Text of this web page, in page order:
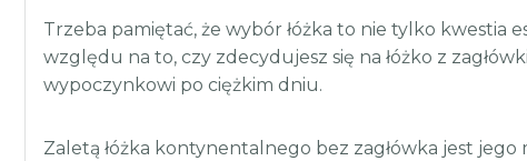
Trzeba pamiętać, że wybór łóżka to nie tylko
względu na to, czy zdecydujesz się na łóżko z
wypoczynkowi po ciężkim dniu.
Zaletą łóżka kontynentalnego bez zagłówka jest